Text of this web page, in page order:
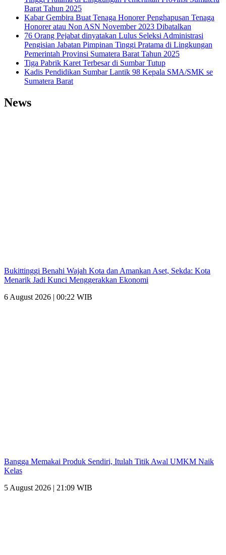
Barat Tahun 2025
Kabar Gembira Buat Tenaga Honorer Penghapusan Tenaga
Honorer atau Non ASN November 2023 Dibatalkan
76 Orang Pejabat dinyatakan Lulus Seleksi Administrasi
Pengisian Jabatan Pimpinan Tinggi Pratama di Lingkungan
Pemerintah Provinsi Sumatera Barat Tahun 2025
Tiga Pabrik Karet Terbesar di Sumbar Tutup
Kadis Pendidikan Sumbar Lantik 98 Kepala SMA/SMK se
Sumatera Barat
News
Bukittinggi Benahi Wajah Kota dan Amankan Aset, Sekda: Kota
Menarik Jadi Kunci Menggerakkan Ekonomi
6 August 2026 | 00:22 WIB
Bangga Memakai Produk Sendiri, Itulah Titik Awal UMKM Naik
Kelas
5 August 2026 | 21:09 WIB